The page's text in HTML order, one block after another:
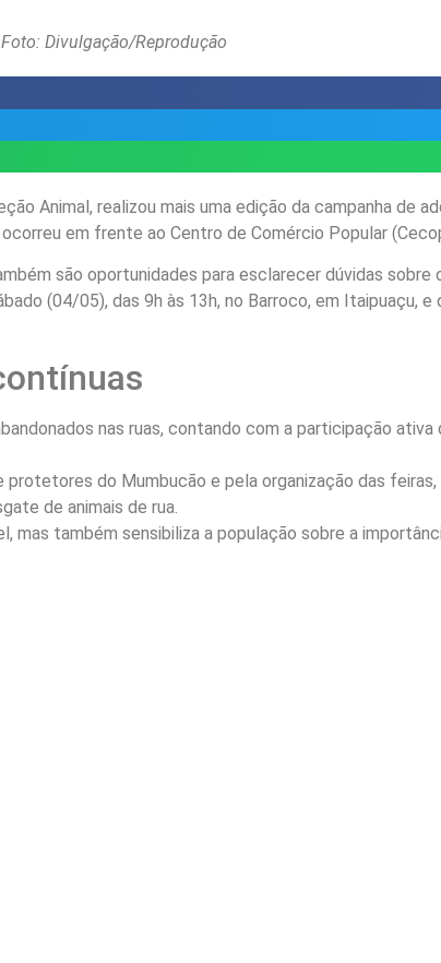
Foto: Divulgação/Reprodução
Animal, realizou mais uma edição da campanha de
em frente ao Centro de Comércio Popular
são oportunidades para esclarecer dúvidas
(04/05), das 9h às 13h, no Barroco, em Itaipuaçu,
nas ruas, contando com a participação
do Mumbucão e pela organização das
de animais de rua.
mas também sensibiliza a população sobre a